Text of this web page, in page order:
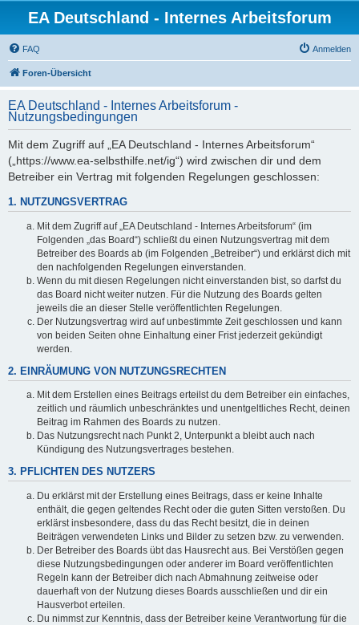
EA Deutschland - Internes Arbeitsforum
FAQ Anmelden
Foren-Übersicht
EA Deutschland - Internes Arbeitsforum -
Nutzungsbedingungen
Mit dem Zugriff auf „EA Deutschland - Internes Arbeitsforum“
(„https://www.ea-selbsthilfe.net/ig“) wird zwischen dir und dem
Betreiber ein Vertrag mit folgenden Regelungen geschlossen:
1. NUTZUNGSVERTRAG
Mit dem Zugriff auf „EA Deutschland - Internes Arbeitsforum“ (im
Folgenden „das Board“) schließt du einen Nutzungsvertrag mit dem
Betreiber des Boards ab (im Folgenden „Betreiber“) und erklärst dich mit
den nachfolgenden Regelungen einverstanden.
Wenn du mit diesen Regelungen nicht einverstanden bist, so darfst du
das Board nicht weiter nutzen. Für die Nutzung des Boards gelten
jeweils die an dieser Stelle veröffentlichten Regelungen.
Der Nutzungsvertrag wird auf unbestimmte Zeit geschlossen und kann
von beiden Seiten ohne Einhaltung einer Frist jederzeit gekündigt
werden.
2. EINRÄUMUNG VON NUTZUNGSRECHTEN
Mit dem Erstellen eines Beitrags erteilst du dem Betreiber ein einfaches,
zeitlich und räumlich unbeschränktes und unentgeltliches Recht, deinen
Beitrag im Rahmen des Boards zu nutzen.
Das Nutzungsrecht nach Punkt 2, Unterpunkt a bleibt auch nach
Kündigung des Nutzungsvertrages bestehen.
3. PFLICHTEN DES NUTZERS
Du erklärst mit der Erstellung eines Beitrags, dass er keine Inhalte
enthält, die gegen geltendes Recht oder die guten Sitten verstoßen. Du
erklärst insbesondere, dass du das Recht besitzt, die in deinen
Beiträgen verwendeten Links und Bilder zu setzen bzw. zu verwenden.
Der Betreiber des Boards übt das Hausrecht aus. Bei Verstößen gegen
diese Nutzungsbedingungen oder anderer im Board veröffentlichten
Regeln kann der Betreiber dich nach Abmahnung zeitweise oder
dauerhaft von der Nutzung dieses Boards ausschließen und dir ein
Hausverbot erteilen.
Du nimmst zur Kenntnis, dass der Betreiber keine Verantwortung für die